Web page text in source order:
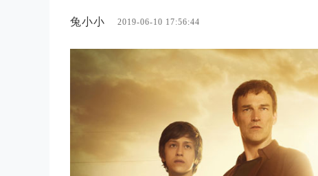
兔小小 2019-06-10 17:56:44